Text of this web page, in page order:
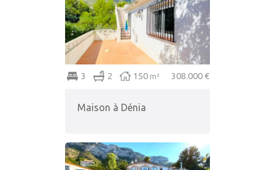
3 2 150 m² 308.000 €
Maison à Dénia